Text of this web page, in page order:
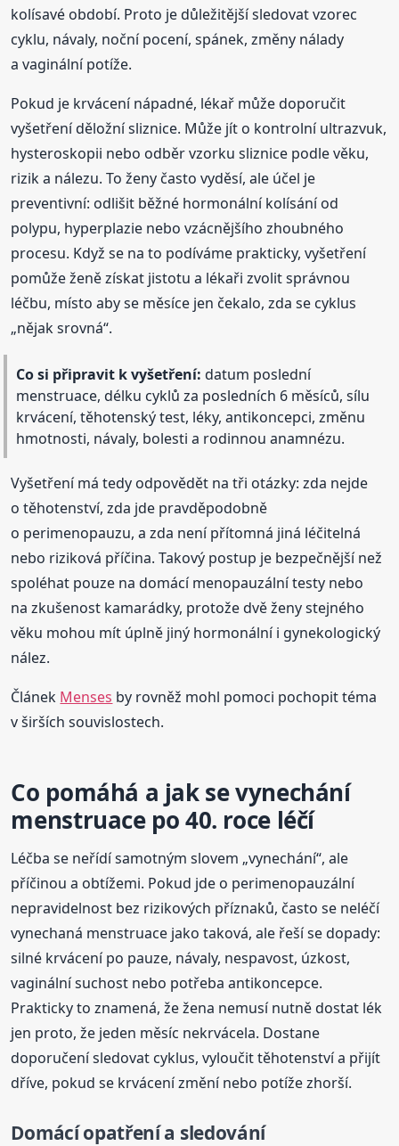
kolísavé období. Proto je důležitější sledovat vzorec
cyklu, návaly, noční pocení, spánek, změny nálady
a vaginální potíže.
Pokud je krvácení nápadné, lékař může doporučit
vyšetření děložní sliznice. Může jít o kontrolní ultrazvuk,
hysteroskopii nebo odběr vzorku sliznice podle věku,
rizik a nálezu. To ženy často vyděsí, ale účel je
preventivní: odlišit běžné hormonální kolísání od
polypu, hyperplazie nebo vzácnějšího zhoubného
procesu. Když se na to podíváme prakticky, vyšetření
pomůže ženě získat jistotu a lékaři zvolit správnou
léčbu, místo aby se měsíce jen čekalo, zda se cyklus
„nějak srovná“.
Co si připravit k vyšetření: datum poslední
menstruace, délku cyklů za posledních 6 měsíců, sílu
krvácení, těhotenský test, léky, antikoncepci, změnu
hmotnosti, návaly, bolesti a rodinnou anamnézu.
Vyšetření má tedy odpovědět na tři otázky: zda nejde
o těhotenství, zda jde pravděpodobně
o perimenopauzu, a zda není přítomná jiná léčitelná
nebo riziková příčina. Takový postup je bezpečnější než
spoléhat pouze na domácí menopauzální testy nebo
na zkušenost kamarádky, protože dvě ženy stejného
věku mohou mít úplně jiný hormonální i gynekologický
nález.
Článek Menses by rovněž mohl pomoci pochopit téma
v širších souvislostech.
Co pomáhá a jak se vynechání
menstruace po 40. roce léčí
Léčba se neřídí samotným slovem „vynechání“, ale
příčinou a obtížemi. Pokud jde o perimenopauzální
nepravidelnost bez rizikových příznaků, často se neléčí
vynechaná menstruace jako taková, ale řeší se dopady:
silné krvácení po pauze, návaly, nespavost, úzkost,
vaginální suchost nebo potřeba antikoncepce.
Prakticky to znamená, že žena nemusí nutně dostat lék
jen proto, že jeden měsíc nekrvácela. Dostane
doporučení sledovat cyklus, vyloučit těhotenství a přijít
dříve, pokud se krvácení změní nebo potíže zhorší.
Domácí opatření a sledování